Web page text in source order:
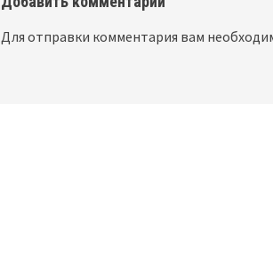
Для отправки комментария вам